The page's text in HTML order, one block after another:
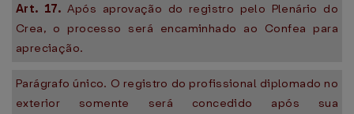
Art. 17. Após aprovação do registro pelo Plenário do
Crea, o processo será encaminhado ao Confea para
apreciação.
Parágrafo único. O registro do profissional diplomado no
exterior somente será concedido após sua